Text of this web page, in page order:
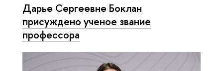
Дарье Сергеевне Боклан
присуждено ученое звание
профессора